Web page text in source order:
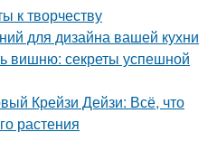
к творчеству
для дизайна вашей кухни
вишню: секреты успешной
Крейзи Дейзи: Всё, что
растения